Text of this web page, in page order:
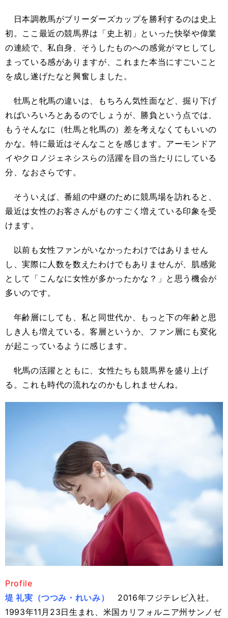
日本調教馬がブリーダーズカップを勝利するのは史上
初。ここ最近の競馬界は「史上初」といった快挙や偉業
の連続で、私自身、そうしたものへの感覚がマヒしてし
まっている感がありますが、これまた本当にすごいこと
を成し遂げたなと興奮しました。
牡馬と牝馬の違いは、もちろん気性面など、掘り下げ
ればいろいろとあるのでしょうが、勝負という点では、
もうそんなに（牡馬と牝馬の）差を考えなくてもいいの
かな。特に最近はそんなことを感じます。アーモンドア
イやクロノジェネシスらの活躍を目の当たりにしている
分、なおさらです。
そういえば、番組の中継のために競馬場を訪れると、
最近は女性のお客さんがものすごく増えている印象を受
けます。
以前も女性ファンがいなかったわけではありません
し、実際に人数を数えたわけでもありませんが、肌感覚
として「こんなに女性が多かったかな？」と思う機会が
多いのです。
年齢層にしても、私と同世代か、もっと下の年齢と思
しき人も増えている。客層というか、ファン層にも変化
が起こっているように感じます。
牝馬の活躍とともに、女性たちも競馬界を盛り上げ
る。これも時代の流れなのかもしれませんね。
Profile
堤 礼実（つつみ・れいみ）
2016年フジテレビ入社。
1993年11月23日生まれ、米国カリフォルニア州サンノゼ